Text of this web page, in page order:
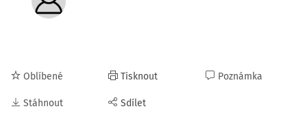
Oblíbené
Stáhnout
Tisknout
Sdílet
Poznámka